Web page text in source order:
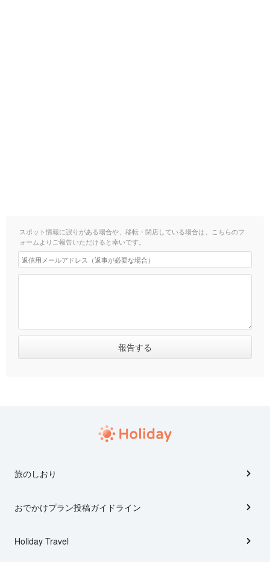
スポット情報に誤りがある場合や、移転・閉店している場合は、こちらのフ
ォームよりご報告いただけると幸いです。
旅のしおり
おでかけプラン投稿ガイドライン
Holiday Travel